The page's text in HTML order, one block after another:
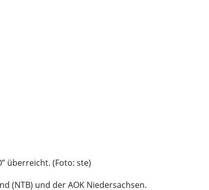
überreicht. (Foto: ste)
(NTB) und der AOK Niedersachsen.